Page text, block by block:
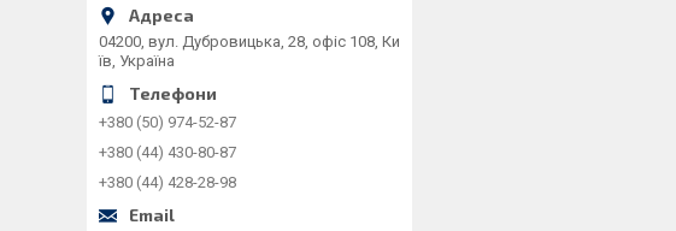
04200, вул. Дубровицька, 28, офіс 108, Ки
їв, Україна
+380 (50) 974-52-87
+380 (44) 430-80-87
+380 (44) 428-28-98